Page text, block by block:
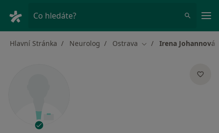
Co hledáte?
Hlavní Stránka Neurolog Ostrava Změna města
Irena Johannová